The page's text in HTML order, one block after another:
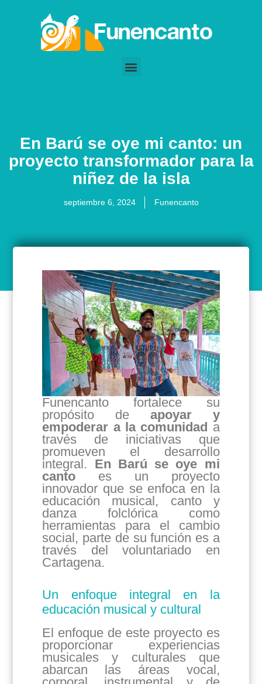
En Barú se oye mi canto: un
proyecto transformador para la
niñez de la isla
septiembre 6, 2024 Funencanto
Funencanto fortalece su
propósito de apoyar y
empoderar a la comunidad a
través de iniciativas que
promueven el desarrollo
integral. En Barú se oye mi
canto es un proyecto
innovador que se enfoca en la
educación musical, canto y
danza folclórica como
herramientas para el cambio
social, parte de su función es a
través delvoluntariado en
Cartagena.
Un enfoque integral en la
educación musical y cultural
El enfoque de este proyecto es
proporcionar experiencias
musicales y culturales que
abarcan las áreas vocal,